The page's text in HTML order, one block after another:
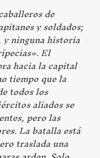
de
y soldados;
ninguna historia
». El
hacia la capital
tiempo que la
todos los
aliados se
pero las
La batalla está
traslada una